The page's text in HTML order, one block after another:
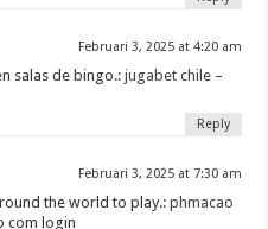
Februari 3, 2025 at 4:20 am
salas de bingo.:jugabet chile –
Reply
Februari 3, 2025 at 7:30 am
the world to play.:phmacao
com login